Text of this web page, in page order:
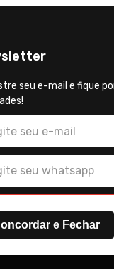
seu e-mail e fique
e Fechar